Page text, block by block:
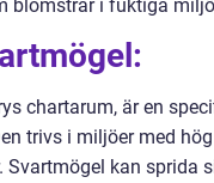
blomstrar i fuktiga
chartarum, är en
trivs i miljöer med
Svartmögel kan